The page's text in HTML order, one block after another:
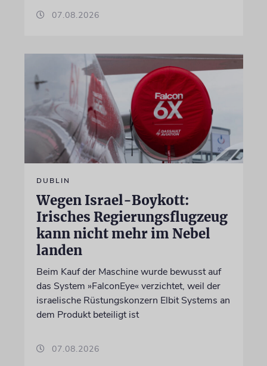
07.08.2026
DUBLIN
Wegen Israel-Boykott:
Irisches Regierungsflugzeug
kann nicht mehr im Nebel
landen
Beim Kauf der Maschine wurde bewusst auf
das System »FalconEye« verzichtet, weil der
israelische Rüstungskonzern Elbit Systems an
dem Produkt beteiligt ist
07.08.2026